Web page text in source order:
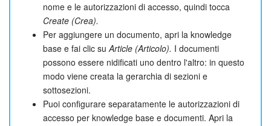
nome e le autorizzazioni di accesso, quindi tocca
Create (Crea).
Per aggiungere un documento, apri la knowledge
base e fai clic suArticle (Articolo). I documenti
possono essere nidificati uno dentro l'altro: in questo
modo viene creata la gerarchia di sezioni e
sottosezioni.
Puoi configurare separatamente le autorizzazioni di
accesso per knowledge base e documenti. Apri la